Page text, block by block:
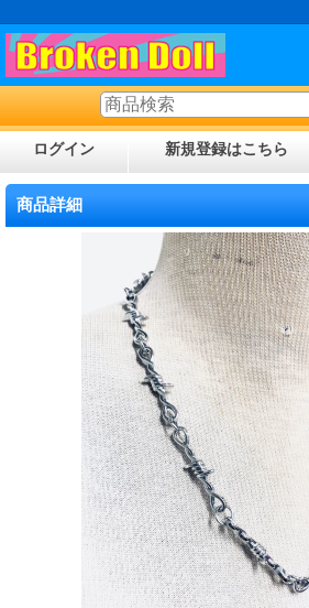
ログイン 新規登録はこちら
商品詳細